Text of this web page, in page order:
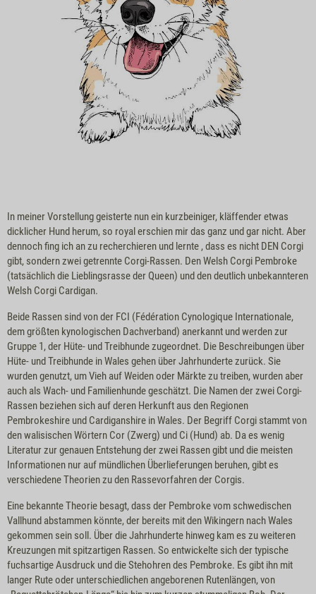
In meiner Vorstellung geisterte nun ein kurzbeiniger, kläffender etwas
dicklicher Hund herum, so royal erschien mir das ganz und gar nicht. Aber
dennoch fing ich an zu recherchieren und lernte , dass es nicht DEN Corgi
gibt, sondern zwei getrennte Corgi-Rassen. Den Welsh Corgi Pembroke
(tatsächlich die Lieblingsrasse der Queen) und den deutlich unbekannteren
Welsh Corgi Cardigan.
Beide Rassen sind von der FCI (Fédération Cynologique Internationale,
dem größten kynologischen Dachverband) anerkannt und werden zur
Gruppe 1, der Hüte- und Treibhunde zugeordnet. Die Beschreibungen über
Hüte- und Treibhunde in Wales gehen über Jahrhunderte zurück. Sie
wurden genutzt, um Vieh auf Weiden oder Märkte zu treiben, wurden aber
auch als Wach- und Familienhunde geschätzt. Die Namen der zwei Corgi-
Rassen beziehen sich auf deren Herkunft aus den Regionen
Pembrokeshire und Cardiganshire in Wales. Der Begriff Corgi stammt von
den walisischen Wörtern Cor (Zwerg) und Ci (Hund) ab. Da es wenig
Literatur zur genauen Entstehung der zwei Rassen gibt und die meisten
Informationen nur auf mündlichen Überlieferungen beruhen, gibt es
verschiedene Theorien zu den Rassevorfahren der Corgis.
Eine bekannte Theorie besagt, dass der Pembroke vom schwedischen
Vallhund abstammen könnte, der bereits mit den Wikingern nach Wales
gekommen sein soll. Über die Jahrhunderte hinweg kam es zu weiteren
Kreuzungen mit spitzartigen Rassen. So entwickelte sich der typische
fuchsartige Ausdruck und die Stehohren des Pembroke. Es gibt ihn mit
langer Rute oder unterschiedlichen angeborenen Rutenlängen, von